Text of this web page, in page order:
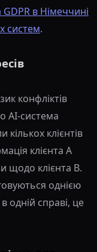
GDPR в Німеччині
систем.
конфліктів
AI-система
клієнтів
клієнта A
щодо клієнта B.
однією
справі, це